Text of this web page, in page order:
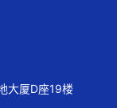
大厦D座19楼